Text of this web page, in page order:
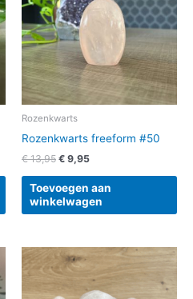
Rozenkwarts
Rozenkwarts freeform #50
€13,95 € 9,95
Toevoegen aan
winkelwagen